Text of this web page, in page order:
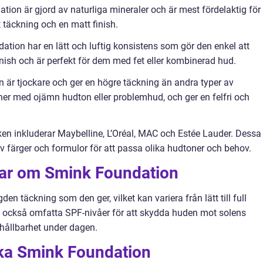
är gjord av naturliga mineraler och är mest fördelaktig för
och en matt finish.
har en lätt och luftig konsistens som gör den enkel att
och är perfekt för dem med fet eller kombinerad hud.
tjockare och ger en högre täckning än andra typer av
med ojämn hudton eller problemhud, och ger en felfri och
inkluderar Maybelline, L’Oréal, MAC och Estée Lauder. Dessa
färger och formulor för att passa olika hudtoner och behov.
om Smink Foundation
täckning som den ger, vilket kan variera från lätt till full
omfatta SPF-nivåer för att skydda huden mot solens
under dagen.
Smink Foundation